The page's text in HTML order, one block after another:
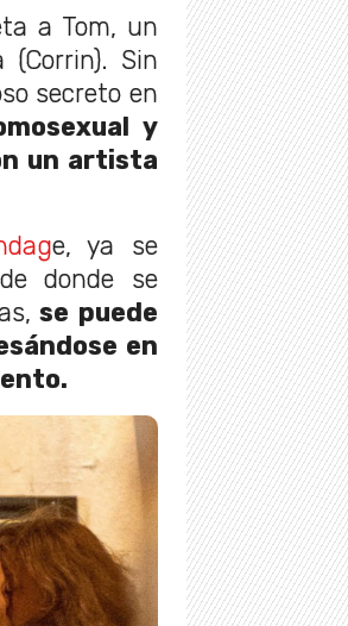
a Tom, un
Sin
secreto en
y
un artista
e, ya se
donde se
se puede
en